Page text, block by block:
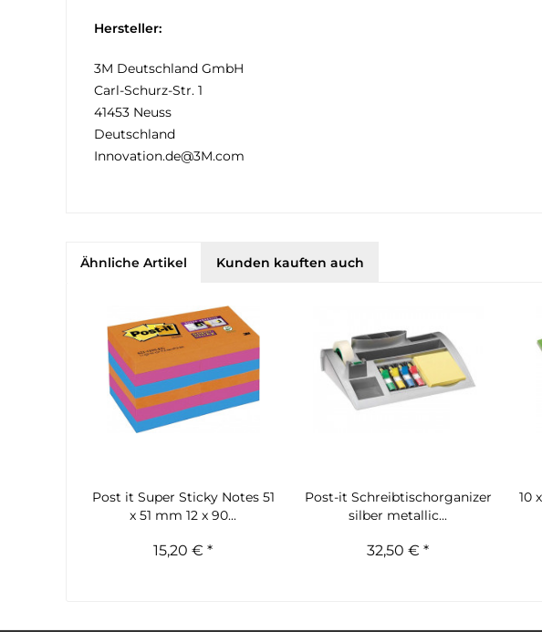
Hersteller:
3M Deutschland GmbH
Carl-Schurz-Str. 1
41453 Neuss
Deutschland
Innovation.de@3M.com
Ähnliche Artikel Kunden kauften auch
Post it Super Sticky Notes 51
x 51 mm 12 x 90...
15,20 € *
Post-it Schreibtischorganizer
silber metallic...
32,50 € *
10